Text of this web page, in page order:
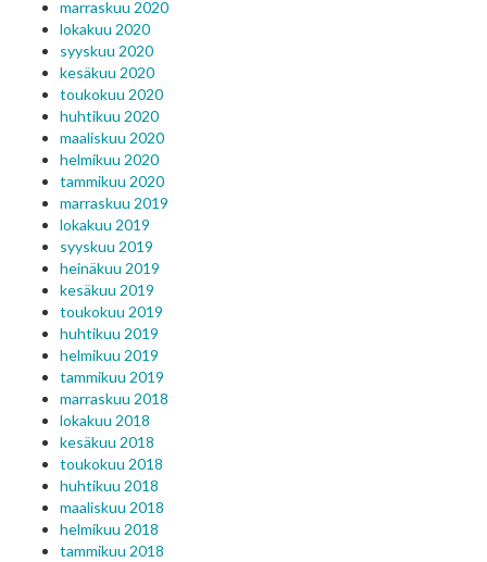
marraskuu 2020
lokakuu 2020
syyskuu 2020
kesäkuu 2020
toukokuu 2020
huhtikuu 2020
maaliskuu 2020
helmikuu 2020
tammikuu 2020
marraskuu 2019
lokakuu 2019
syyskuu 2019
heinäkuu 2019
kesäkuu 2019
toukokuu 2019
huhtikuu 2019
helmikuu 2019
tammikuu 2019
marraskuu 2018
lokakuu 2018
kesäkuu 2018
toukokuu 2018
huhtikuu 2018
maaliskuu 2018
helmikuu 2018
tammikuu 2018